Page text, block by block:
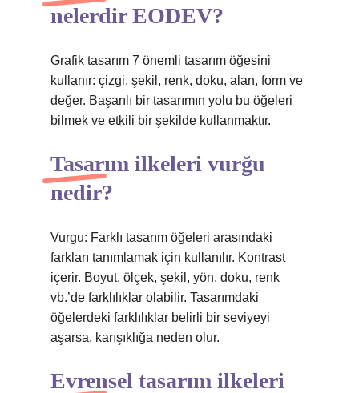
nelerdir EODEV?
Grafik tasarım 7 önemli tasarım öğesini
kullanır: çizgi, şekil, renk, doku, alan, form ve
değer. Başarılı bir tasarımın yolu bu öğeleri
bilmek ve etkili bir şekilde kullanmaktır.
Tasarım ilkeleri vurğu
nedir?
Vurgu: Farklı tasarım öğeleri arasındaki
farkları tanımlamak için kullanılır. Kontrast
içerir. Boyut, ölçek, şekil, yön, doku, renk
vb.’de farklılıklar olabilir. Tasarımdaki
öğelerdeki farklılıklar belirli bir seviyeyi
aşarsa, karışıklığa neden olur.
Evrensel tasarım ilkeleri